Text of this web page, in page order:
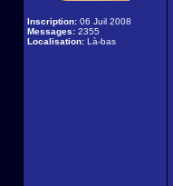
Inscription: 06 Juil 2008
Messages: 2355
Localisation: Là-bas